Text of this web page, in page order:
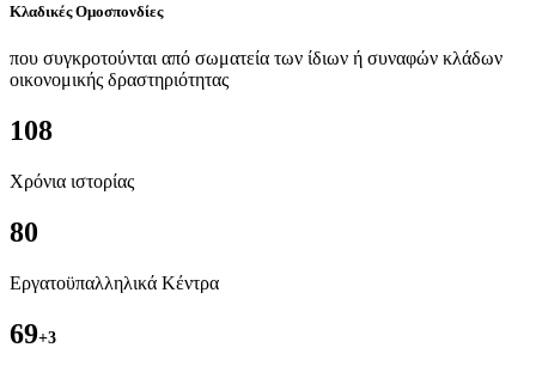
Κλαδικές Ομοσπονδίες
που συγκροτούνται από σωματεία των ίδιων ή συναφών κλάδων
οικονομικής δραστηριότητας
108
Χρόνια ιστορίας
80
Εργατοϋπαλληλικά Κέντρα
69+3